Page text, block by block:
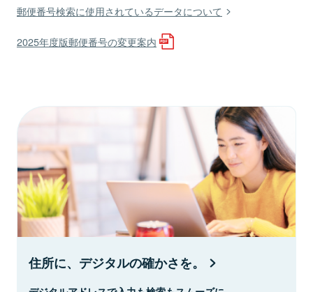
郵便番号検索に使用されているデータについて
2025年度版郵便番号の変更案内
住所に、デジタルの確かさを。